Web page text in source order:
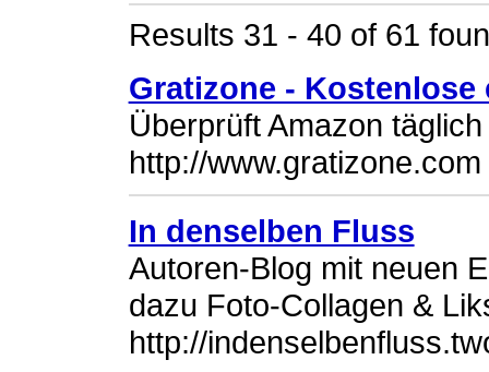
Results 31 - 40 of 61
Gratizone - Kostenlose
Überprüft Amazon
http://www.gratizone.com
In denselben Fluss
Autoren-Blog mit neuen
dazu Foto-Collagen &
http://